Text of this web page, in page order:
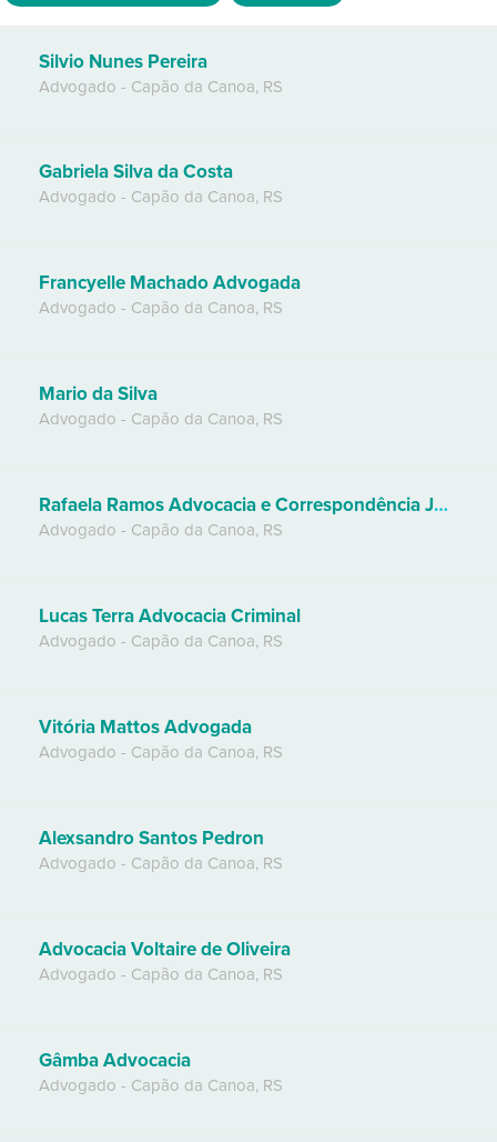
Silvio Nunes Pereira
Advogado - Capão da Canoa, RS
Gabriela Silva da Costa
Advogado - Capão da Canoa, RS
Francyelle Machado Advogada
Advogado - Capão da Canoa, RS
Mario da Silva
Advogado - Capão da Canoa, RS
Rafaela Ramos Advocacia e Correspondência Jurídica
Advogado - Capão da Canoa, RS
Lucas Terra Advocacia Criminal
Advogado - Capão da Canoa, RS
Vitória Mattos Advogada
Advogado - Capão da Canoa, RS
Alexsandro Santos Pedron
Advogado - Capão da Canoa, RS
Advocacia Voltaire de Oliveira
Advogado - Capão da Canoa, RS
Gâmba Advocacia
Advogado - Capão da Canoa, RS